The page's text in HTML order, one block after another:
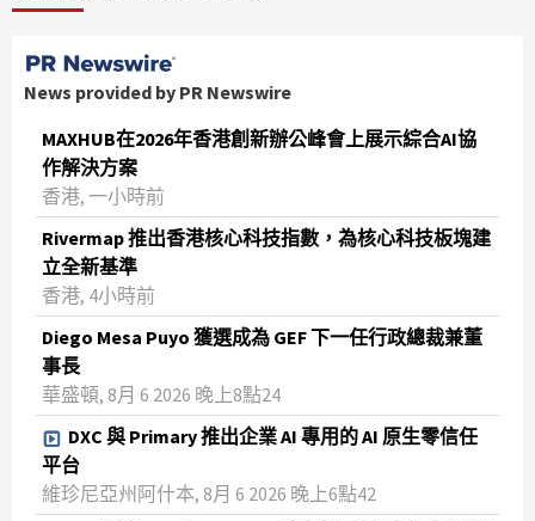
News provided by PR Newswire
MAXHUB在2026年香港創新辦公峰會上展示綜合AI協
作解決方案
香港, 一小時前
Rivermap 推出香港核心科技指數，為核心科技板塊建
立全新基準
香港, 4小時前
Diego Mesa Puyo 獲選成為 GEF 下一任行政總裁兼董
事長
華盛頓, 8月 6 2026 晚上8點24
DXC 與 Primary 推出企業 AI 專用的 AI 原生零信任
平台
維珍尼亞州阿什本, 8月 6 2026 晚上6點42